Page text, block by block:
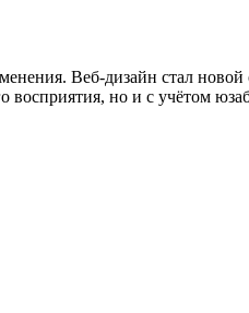
Веб-дизайн стал
но и с учётом